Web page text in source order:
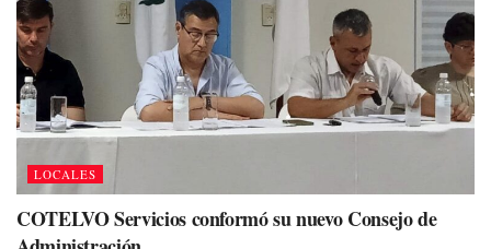
LOCALES
COTELVO Servicios conformó su nuevo Consejo de